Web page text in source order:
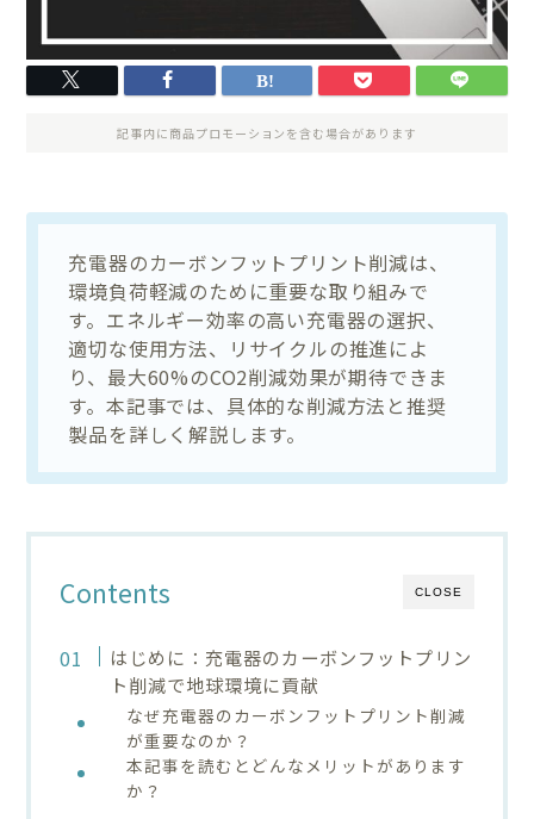
記事内に商品プロモーションを含む場合があります
充電器のカーボンフットプリント削減は、
環境負荷軽減のために重要な取り組みで
す。エネルギー効率の高い充電器の選択、
適切な使用方法、リサイクルの推進によ
り、最大60%のCO2削減効果が期待できま
す。本記事では、具体的な削減方法と推奨
製品を詳しく解説します。
CLOSE
Contents
はじめに：充電器のカーボンフットプリン
ト削減で地球環境に貢献
なぜ充電器のカーボンフットプリント削減
が重要なのか？
本記事を読むとどんなメリットがあります
か？